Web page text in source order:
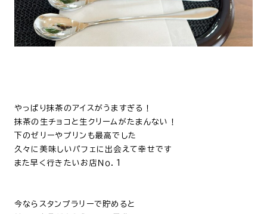
やっぱり抹茶のアイスがうますぎる！
抹茶の生チョコと生クリームがたまんない！
下のゼリーやプリンも最高でした
久々に美味しいパフェに出会えて幸せです
また早く行きたいお店Ｎｏ．1
今ならスタンプラリーで貯めると